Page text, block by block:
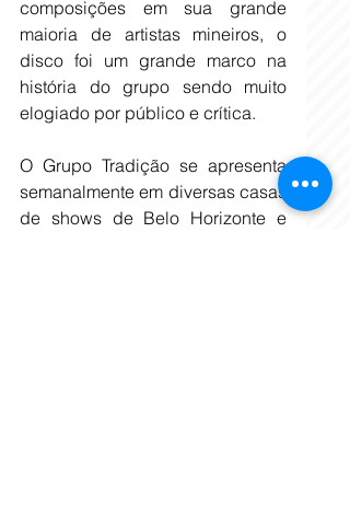
composições em sua grande
maioria de artistas mineiros, o
disco foi um grande marco na
história do grupo sendo muito
elogiado por público e crítica.
O Grupo Tradição se apresenta
semanalmente em diversas casas
de shows de Belo Horizonte e